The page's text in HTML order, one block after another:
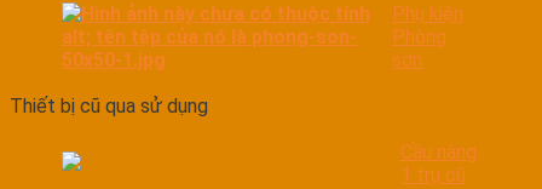
Phụ kiện
Phòng
sơn
Thiết bị cũ qua sử dụng
Cầu nâng
1 trụ cũ